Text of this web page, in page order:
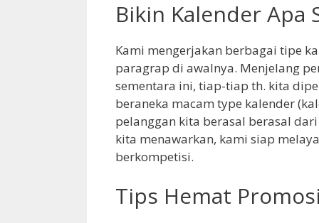
Bikin Kalender Apa
Kami mengerjakan berbagai tipe
paragrap di awalnya. Menjelang
sementara ini, tiap-tiap th. kita
beraneka macam type kalender
pelanggan kita berasal berasal
kita menawarkan, kami siap
berkompetisi.
Tips Hemat